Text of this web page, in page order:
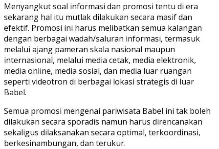
Menyangkut soal informasi dan promosi tentu di era
sekarang hal itu mutlak dilakukan secara masif dan
efektif. Promosi ini harus melibatkan semua kalangan
dengan berbagai wadah/saluran informasi, termasuk
melalui ajang pameran skala nasional maupun
internasional, melalui media cetak, media elektronik,
media online, media sosial, dan media luar ruangan
seperti videotron di berbagai lokasi strategis di luar
Babel.
Semua promosi mengenai pariwisata Babel ini tak boleh
dilakukan secara sporadis namun harus direncanakan
sekaligus dilaksanakan secara optimal, terkoordinasi,
berkesinambungan, dan terukur.